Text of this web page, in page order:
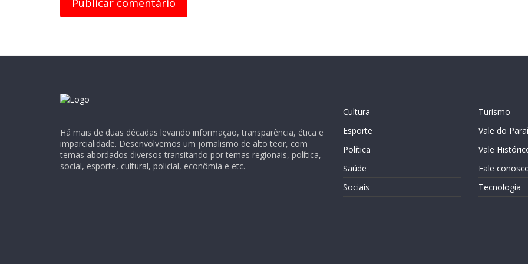
Há mais de duas décadas levando informação, transparência, ética e
imparcialidade. Desenvolvemos um jornalismo de alto teor, com
temas abordados diversos transitando por temas regionais, política,
social, esporte, cultural, policial, econômia e etc.
Cultura
Esporte
Política
Saúde
Sociais
Turismo
Vale do
Vale
Fale
Tecnologia